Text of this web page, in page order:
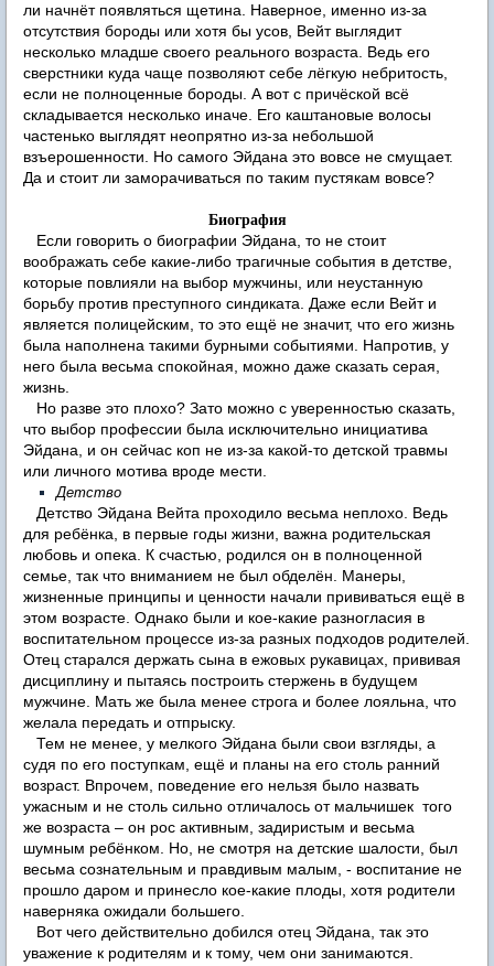
ли начнёт появляться щетина. Наверное, именно из-за
отсутствия бороды или хотя бы усов, Вейт выглядит
несколько младше своего реального возраста. Ведь его
сверстники куда чаще позволяют себе лёгкую небритость,
если не полноценные бороды. А вот с причёской всё
складывается несколько иначе. Его каштановые волосы
частенько выглядят неопрятно из-за небольшой
взъерошенности. Но самого Эйдана это вовсе не смущает.
Да и стоит ли заморачиваться по таким пустякам вовсе?
Биография
Если говорить о биографии Эйдана, то не стоит
воображать себе какие-либо трагичные события в детстве,
которые повлияли на выбор мужчины, или неустанную
борьбу против преступного синдиката. Даже если Вейт и
является полицейским, то это ещё не значит, что его жизнь
была наполнена такими бурными событиями. Напротив, у
него была весьма спокойная, можно даже сказать серая,
жизнь.
Но разве это плохо? Зато можно с уверенностью сказать,
что выбор профессии была исключительно инициатива
Эйдана, и он сейчас коп не из-за какой-то детской травмы
или личного мотива вроде мести.
Детство
Детство Эйдана Вейта проходило весьма неплохо. Ведь
для ребёнка, в первые годы жизни, важна родительская
любовь и опека. К счастью, родился он в полноценной
семье, так что вниманием не был обделён. Манеры,
жизненные принципы и ценности начали прививаться ещё в
этом возрасте. Однако были и кое-какие разногласия в
воспитательном процессе из-за разных подходов родителей.
Отец старался держать сына в ежовых рукавицах, прививая
дисциплину и пытаясь построить стержень в будущем
мужчине. Мать же была менее строга и более лояльна, что
желала передать и отпрыску.
Тем не менее, у мелкого Эйдана были свои взгляды, а
судя по его поступкам, ещё и планы на его столь ранний
возраст. Впрочем, поведение его нельзя было назвать
ужасным и не столь сильно отличалось от мальчишек того
же возраста – он рос активным, задиристым и весьма
шумным ребёнком. Но, не смотря на детские шалости, был
весьма сознательным и правдивым малым, - воспитание не
прошло даром и принесло кое-какие плоды, хотя родители
наверняка ожидали большего.
Вот чего действительно добился отец Эйдана, так это
уважение к родителям и к тому, чем они занимаются.